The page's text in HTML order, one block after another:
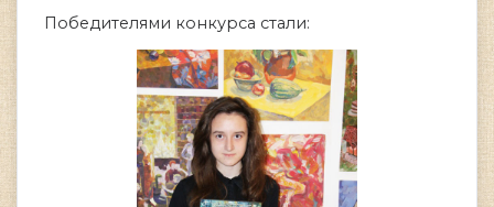
Победителями конкурса стали: